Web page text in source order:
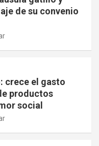
de su convenio
crece el gasto
productos
social